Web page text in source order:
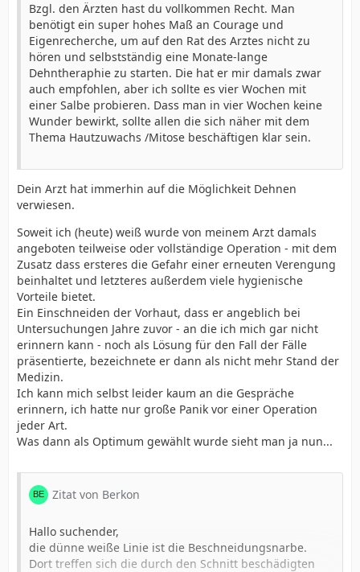
Bzgl. den Ärzten hast du vollkommen Recht. Man
benötigt ein super hohes Maß an Courage und
Eigenrecherche, um auf den Rat des Arztes nicht zu
hören und selbstständig eine Monate-lange
Dehntheraphie zu starten. Die hat er mir damals zwar
auch empfohlen, aber ich sollte es vier Wochen mit
einer Salbe probieren. Dass man in vier Wochen keine
Wunder bewirkt, sollte allen die sich näher mit dem
Thema Hautzuwachs /Mitose beschäftigen klar sein.
Dein Arzt hat immerhin auf die Möglichkeit Dehnen
verwiesen.
Soweit ich (heute) weiß wurde von meinem Arzt damals
angeboten teilweise oder vollständige Operation - mit dem
Zusatz dass ersteres die Gefahr einer erneuten Verengung
beinhaltet und letzteres außerdem viele hygienische
Vorteile bietet.
Ein Einschneiden der Vorhaut, dass er angeblich bei
Untersuchungen Jahre zuvor - an die ich mich gar nicht
erinnern kann - noch als Lösung für den Fall der Fälle
präsentierte, bezeichnete er dann als nicht mehr Stand der
Medizin.
Ich kann mich selbst leider kaum an die Gespräche
erinnern, ich hatte nur große Panik vor einer Operation
jeder Art.
Was dann als Optimum gewählt wurde sieht man ja nun...
Zitat von Berkon
Hallo suchender,
die dünne weiße Linie ist die Beschneidungsnarbe.
Dort treffen sich die durch den Schnitt beschädigten